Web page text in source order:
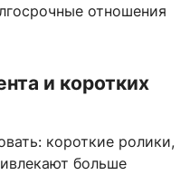
отношения
и коротких
короткие ролики,
больше